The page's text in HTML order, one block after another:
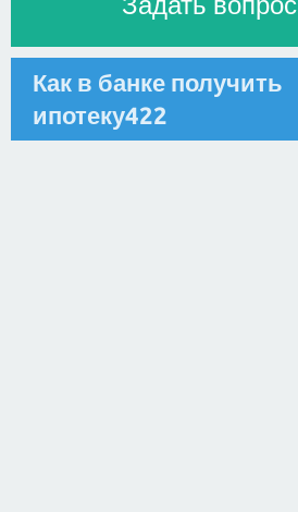
Как в банке получить
ипотеку422